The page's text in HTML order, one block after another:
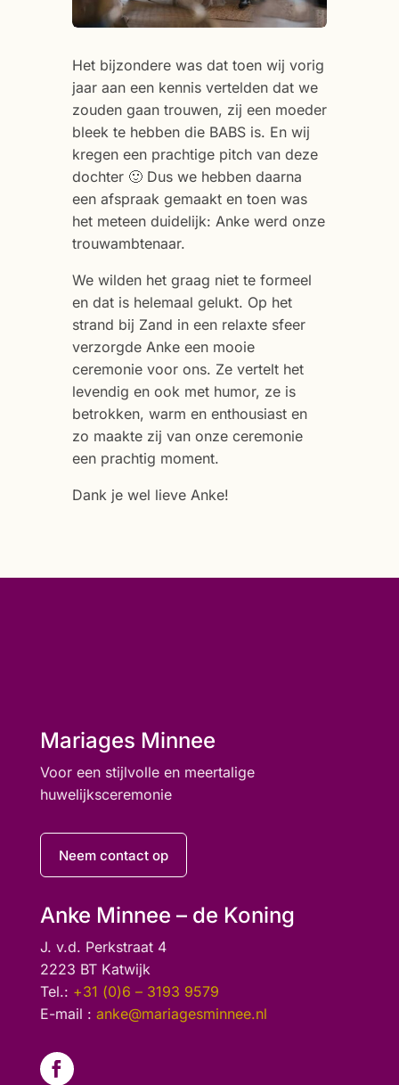
Het bijzondere was dat toen wij vorig
jaar aan een kennis vertelden dat we
zouden gaan trouwen, zij een moeder
bleek te hebben die BABS is. En wij
kregen een prachtige pitch van deze
dochter 🙂 Dus we hebben daarna
een afspraak gemaakt en toen was
het meteen duidelijk: Anke werd onze
trouwambtenaar.
We wilden het graag niet te formeel
en dat is helemaal gelukt. Op het
strand bij Zand in een relaxte sfeer
verzorgde Anke een mooie
ceremonie voor ons. Ze vertelt het
levendig en ook met humor, ze is
betrokken, warm en enthousiast en
zo maakte zij van onze ceremonie
een prachtig moment.
Dank je wel lieve Anke!
Mariages Minnee
Voor een stijlvolle en meertalige
huwelijksceremonie
Neem contact op
Anke Minnee – de Koning
J. v.d. Perkstraat 4
2223 BT Katwijk
Tel.: +31 (0)6 – 3193 9579
E-mail : anke@mariagesminnee.nl